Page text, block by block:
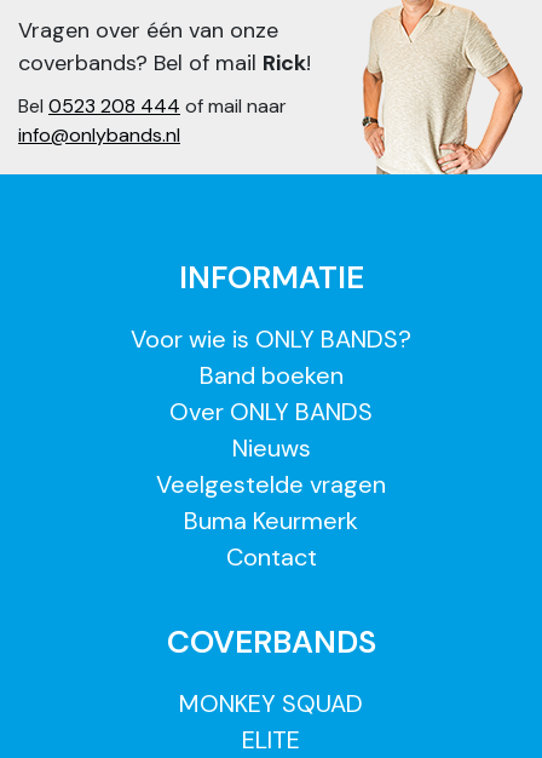
Vragen over één van onze
coverbands? Bel of mail Rick!
Bel 0523 208 444 of mail naar
info@onlybands.nl
INFORMATIE
Voor wie is ONLY BANDS?
Band boeken
Over ONLY BANDS
Nieuws
Veelgestelde vragen
Buma Keurmerk
Contact
COVERBANDS
MONKEY SQUAD
ELITE